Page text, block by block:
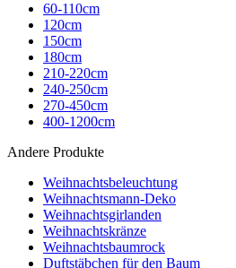
60-110cm
120cm
150cm
180cm
210-220cm
240-250cm
270-450cm
400-1200cm
Andere Produkte
Weihnachtsbeleuchtung
Weihnachtsmann-Deko
Weihnachtsgirlanden
Weihnachtskränze
Weihnachtsbaumrock
Duftstäbchen für den Baum